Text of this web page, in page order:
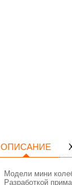
ОПИСАНИЕ
Модели мини
Разработкой